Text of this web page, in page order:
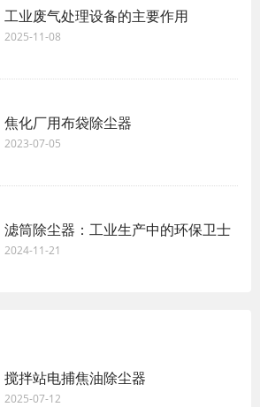
工业废气处理设备的主要作用
2025-11-08
焦化厂用布袋除尘器
2023-07-05
滤筒除尘器：工业生产中的环保卫士
2024-11-21
搅拌站电捕焦油除尘器
2025-07-12